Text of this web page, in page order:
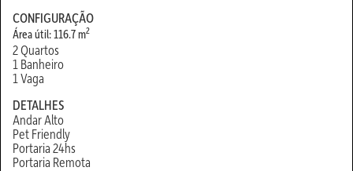
CONFIGURAÇÃO
Área útil: 116.7 m2
2 Quartos
1 Banheiro
1 Vaga
DETALHES
Andar Alto
Pet Friendly
Portaria 24hs
Portaria Remota